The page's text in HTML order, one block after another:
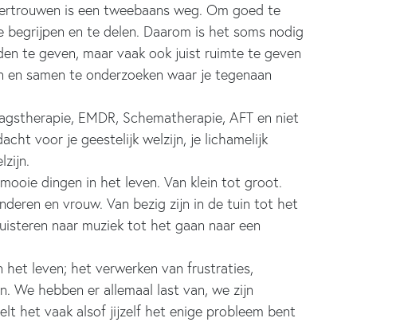
is een tweebaans weg. Om goed te
en te delen. Daarom is het soms nodig
te geven, maar vaak ook juist ruimte te geven
samen te onderzoeken waar je tegenaan
EMDR, Schematherapie, AFT en niet
voor je geestelijk welzijn, je lichamelijk
dingen in het leven. Van klein tot groot.
en vrouw. Van bezig zijn in de tuin tot het
naar muziek tot het gaan naar een
het leven; het verwerken van frustraties,
We hebben er allemaal last van, we zijn
het vaak alsof jijzelf het enige probleem bent